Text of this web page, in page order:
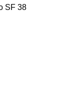
SF 38